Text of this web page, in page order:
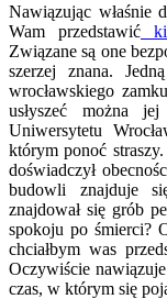
Nawiązując właśnie
Wam przedstawić
Związane są one
szerzej znana.
wrocławskiego
usłyszeć można
Uniwersytetu
którym ponoć
doświadczył
budowli znajduje
znajdował się grób
spokoju po śmierci?
chciałbym was
Oczywiście
czas, w którym się